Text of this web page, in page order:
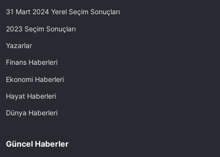
31 Mart 2024 Yerel Seçim Sonuçları
2023 Seçim Sonuçları
Yazarlar
Finans Haberleri
Ekonomi Haberleri
Hayat Haberleri
Dünya Haberleri
Güncel Haberler